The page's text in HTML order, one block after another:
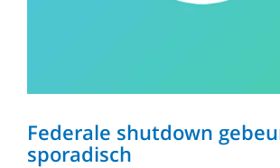
Federale shutdown
sporadisch